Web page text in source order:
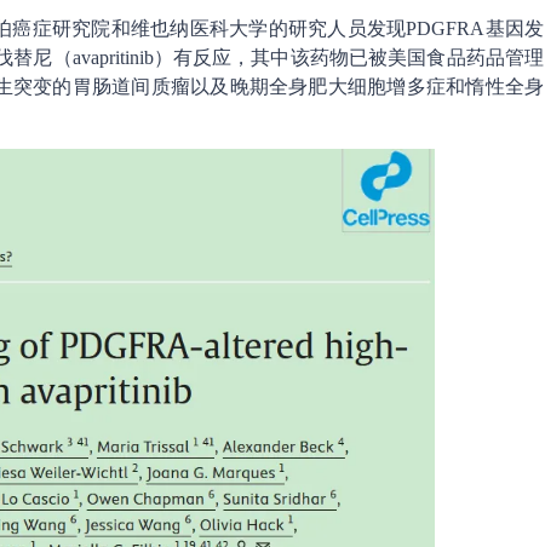
症研究院和维也纳医科大学的研究人员发现PDGFRA基因发
尼（avapritinib）有反应，其中该药物已被美国食品药品管理
突变的胃肠道间质瘤以及晚期全身肥大细胞增多症和惰性全身